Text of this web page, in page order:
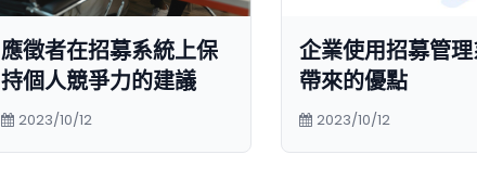
應徵者在招募系統上保
持個人競爭力的建議
2023/10/12
企業使用招募管
帶來的優點
2023/10/12